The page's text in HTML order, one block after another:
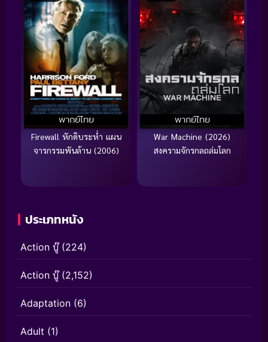
พากย์ไทย
Firewall หักดิบระห่ำ แผน
จารกรรมพันล้าน (2006)
พากย์ไทย
War Machine (2026)
สงครามจักรกลถล่มโลก
ประเภทหนัง
Action บู๊(224)
Action บู๊(2,152)
Adaptation (6)
Adult (1)